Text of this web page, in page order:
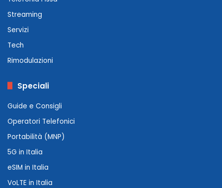
Streaming
Servizi
Tech
Rimodulazioni
Speciali
Guide e Consigli
Operatori Telefonici
Portabilità (MNP)
5G in Italia
eSIM in Italia
VoLTE in Italia